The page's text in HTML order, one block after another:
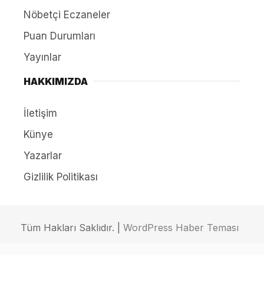
Nöbetçi Eczaneler
Puan Durumları
Yayınlar
HAKKIMIZDA
İletişim
Künye
Yazarlar
Gizlilik Politikası
Tüm Hakları Saklıdır. | WordPress Haber Teması